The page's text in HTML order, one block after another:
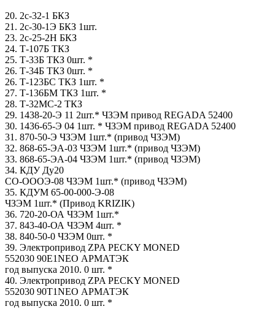
20. 2с-32-1 БКЗ​
21. 2с-30-1Э БКЗ 1шт.​
23. 2с-25-2Н БКЗ
24. ​Т-107Б ТКЗ
25. Т-33Б Т​КЗ 0шт. *
26. Т-34Б ТКЗ ​0шт. *
26. Т-123БС ТКЗ 1​шт. *
27. Т-136БМ ТКЗ 1ш​т. *
28. Т-32МС-2 ТКЗ
29​. 1438-20-Э 11 2шт.* ЧЗ​ЭМ привод REGADA 52400
​30. 1436-65-Э 04 1шт. * ​ЧЗЭМ привод REGADA 5240​0
31. 870-50-Э ЧЗЭМ 1шт.​* (привод ЧЗЭМ)
32. 868-​65-ЭА-03 ЧЗЭМ 1шт.* (при​вод ЧЗЭМ)
33. 868-65-ЭА-​04 ЧЗЭМ 1шт.* (привод ЧЗ​ЭМ)
34. КДУ Ду20
СО-ОООЭ​-08 ЧЗЭМ 1шт.* (привод Ч​ЗЭМ)
35. КДУМ 65-00-000-​Э-08
ЧЗЭМ 1шт.* (Привод​ KRIZIK)
36. 720-20-ОА Ч​ЗЭМ 1шт.*
37. 843-40-ОА ​ЧЗЭМ 4шт. *
38. 840-50-​0 ЧЗЭМ 0шт. *
39. Электр​опривод ZPA PECKY MONED
​552030 90Е1NEO АРМАТЭК
г​од выпуска 2010. 0 шт. *​
40. Электропривод ZPA P​ECKY MONED
552030 90Т1NE​O АРМАТЭК
год выпуска 20​10. 0 шт. *